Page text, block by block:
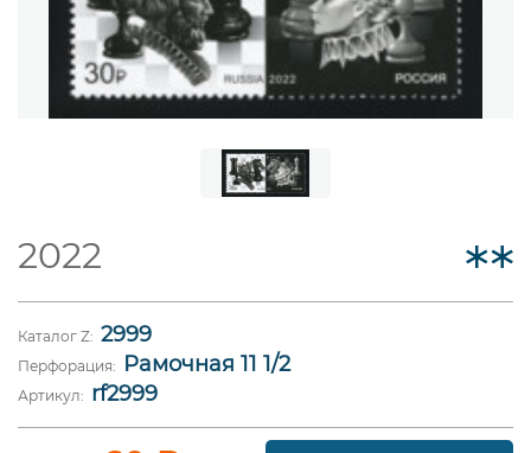
2022
Каталог Z: 2999
Перфорация: Рамочная 11 1/2
Артикул: rf2999